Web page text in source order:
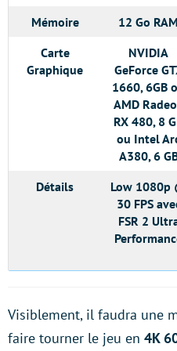
Mémoire
12 Go RAM
Carte
Graphique
NVIDIA
GeForce
1660, 6GB
AMD
RX 480, 8
ou Intel
A380, 6
Détails
Low 1080p
30 FPS
FSR 2
Visiblement, il faudra une
faire tourner le jeu en 4K